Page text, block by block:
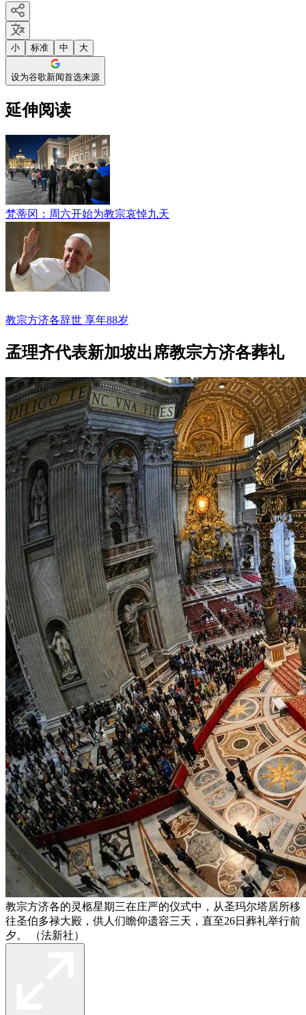
小 标准 中 大
设为谷歌新闻首选来源
延伸阅读
梵蒂冈：周六开始为教宗哀悼九天
教宗方济各辞世 享年88岁
孟理齐代表新加坡出席教宗方济各葬礼
教宗方济各的灵柩星期三在庄严的仪式中，从圣玛尔塔居所移
往圣伯多禄大殿，供人们瞻仰遗容三天，直至26日葬礼举行前
夕。 （法新社）